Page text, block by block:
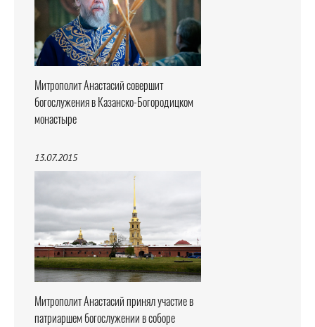
Митрополит Анастасий совершит
богослужения в Казанско-Богородицком
монастыре
13.07.2015
Митрополит Анастасий принял участие в
патриаршем богослужении в соборе